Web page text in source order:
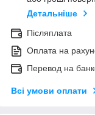
Детальніше
Післяплата
Оплата на
Перевод на
Всі умови оплати